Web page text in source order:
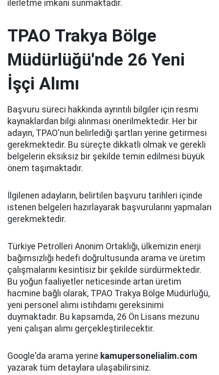
ilerletme imkanı sunmaktadır.
TPAO Trakya Bölge
Müdürlüğü'nde 26 Yeni
İşçi Alımı
Başvuru süreci hakkında ayrıntılı bilgiler için resmi
kaynaklardan bilgi alınması önerilmektedir. Her bir
adayın, TPAO'nun belirlediği şartları yerine getirmesi
gerekmektedir. Bu süreçte dikkatli olmak ve gerekli
belgelerin eksiksiz bir şekilde temin edilmesi büyük
önem taşımaktadır.
İlgilenen adayların, belirtilen başvuru tarihleri içinde
istenen belgeleri hazırlayarak başvurularını yapmaları
gerekmektedir.
Türkiye Petrolleri Anonim Ortaklığı, ülkemizin enerji
bağımsızlığı hedefi doğrultusunda arama ve üretim
çalışmalarını kesintisiz bir şekilde sürdürmektedir.
Bu yoğun faaliyetler neticesinde artan üretim
hacmine bağlı olarak, TPAO Trakya Bölge Müdürlüğü,
yeni personel alımı istihdamı gereksinimi
duymaktadır. Bu kapsamda, 26 Ön Lisans mezunu
yeni çalışan alımı gerçekleştirilecektir.
Google'da arama yerine kamupersonelialim.com
yazarak tüm detaylara ulaşabilirsiniz.